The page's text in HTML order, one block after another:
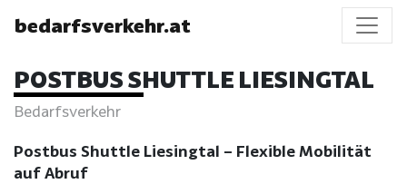
bedarfsverkehr.at
POSTBUS SHUTTLE LIESINGTAL
Bedarfsverkehr
Postbus Shuttle Liesingtal – Flexible Mobilität
auf Abruf